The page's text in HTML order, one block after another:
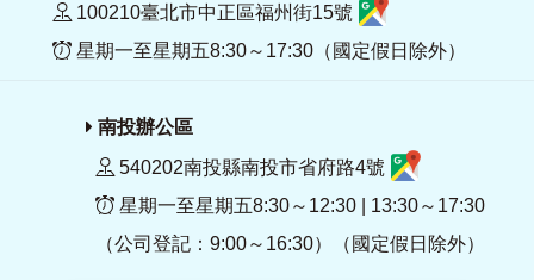
100210臺北市中正區福州街15號
星期一至星期五8:30～17:30（國定假日除外）
南投辦公區
540202南投縣南投市省府路4號
星期一至星期五8:30～12:30 | 13:30～17:30
（公司登記：9:00～16:30）（國定假日除外）